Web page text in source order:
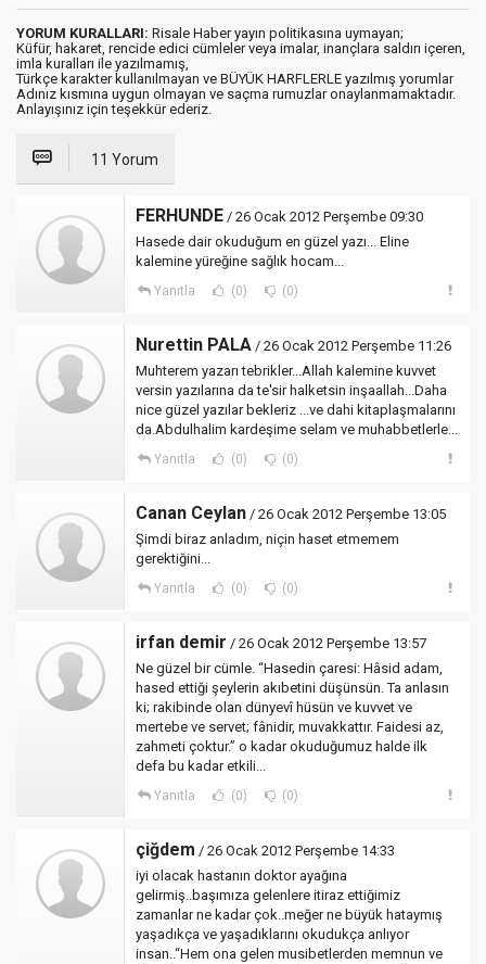
YORUM KURALLARI: Risale Haber yayın politikasına uymayan;
Küfür, hakaret, rencide edici cümleler veya imalar, inançlara saldırı içeren,
imla kuralları ile yazılmamış,
Türkçe karakter kullanılmayan ve BÜYÜK HARFLERLE yazılmış yorumlar
Adınız kısmına uygun olmayan ve saçma rumuzlar onaylanmamaktadır.
Anlayışınız için teşekkür ederiz.
11 Yorum
FERHUNDE / 26 Ocak 2012 Perşembe 09:30
Hasede dair okuduğum en güzel yazı... Eline
kalemine yüreğine sağlık hocam...
Yanıtla (0) (0)
Nurettin PALA / 26 Ocak 2012 Perşembe 11:26
Muhterem yazarı tebrikler...Allah kalemine kuvvet
versin yazılarına da te'sir halketsin inşaallah...Daha
nice güzel yazılar bekleriz ...ve dahi kitaplaşmalarını
da.Abdulhalim kardeşime selam ve muhabbetlerle...
Yanıtla (0) (0)
Canan Ceylan / 26 Ocak 2012 Perşembe 13:05
Şimdi biraz anladım, niçin haset etmemem
gerektiğini...
Yanıtla (0) (0)
irfan demir / 26 Ocak 2012 Perşembe 13:57
Ne güzel bir cümle. “Hasedin çaresi: Hâsid adam,
hased ettiği şeylerin akıbetini düşünsün. Ta anlasın
ki; rakibinde olan dünyevî hüsün ve kuvvet ve
mertebe ve servet; fânidir, muvakkattır. Faidesi az,
zahmeti çoktur.” o kadar okuduğumuz halde ilk
defa bu kadar etkili...
Yanıtla (0) (0)
çiğdem / 26 Ocak 2012 Perşembe 14:33
iyi olacak hastanın doktor ayağına
gelirmiş..başımıza gelenlere itiraz ettiğimiz
zamanlar ne kadar çok..meğer ne büyük hataymış
yaşadıkça ve yaşadıklarını okudukça anlıyor
insan..“Hem ona gelen musibetlerden memnun ve